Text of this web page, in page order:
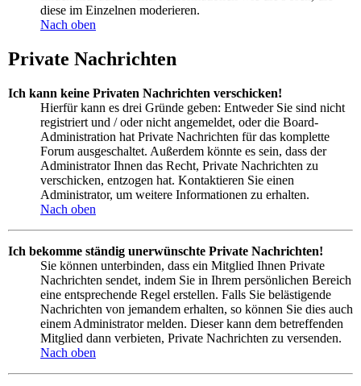
diese im Einzelnen moderieren.
Nach oben
Private Nachrichten
Ich kann keine Privaten Nachrichten verschicken!
Hierfür kann es drei Gründe geben: Entweder Sie sind nicht
registriert und / oder nicht angemeldet, oder die Board-
Administration hat Private Nachrichten für das komplette
Forum ausgeschaltet. Außerdem könnte es sein, dass der
Administrator Ihnen das Recht, Private Nachrichten zu
verschicken, entzogen hat. Kontaktieren Sie einen
Administrator, um weitere Informationen zu erhalten.
Nach oben
Ich bekomme ständig unerwünschte Private Nachrichten!
Sie können unterbinden, dass ein Mitglied Ihnen Private
Nachrichten sendet, indem Sie in Ihrem persönlichen Bereich
eine entsprechende Regel erstellen. Falls Sie belästigende
Nachrichten von jemandem erhalten, so können Sie dies auch
einem Administrator melden. Dieser kann dem betreffenden
Mitglied dann verbieten, Private Nachrichten zu versenden.
Nach oben